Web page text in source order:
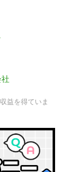
益を得ていま